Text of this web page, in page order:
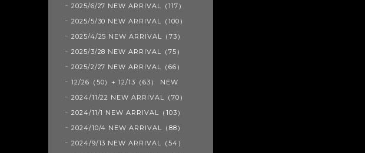
2025/6/27 NEW ARRIVAL（117）
2025/5/30 NEW ARRIVAL（100）
2025/4/25 NEW ARRIVAL（73）
2025/3/28 NEW ARRIVAL（75）
2025/2/27 NEW ARRIVAL（66）
12/26（50）+ 12/13（63） NEW
2024/11/22 NEW ARRIVAL（70）
2024/11/1 NEW ARRIVAL（103）
2024/10/4 NEW ARRIVAL（88）
2024/9/13 NEW ARRIVAL（54）